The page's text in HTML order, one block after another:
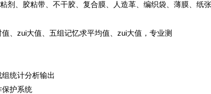
剂、胶粘带、不干胶、复合膜、人造革、编织袋、薄膜、纸
、zui大值、五组记忆求平均值、zui大值，专业测
统计分析输出
保护系统